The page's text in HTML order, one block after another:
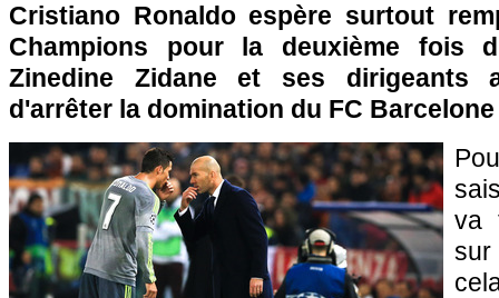
Cristiano Ronaldo espère surtout
Champions pour la deuxième fois
Zinedine Zidane et ses dirigeants
d'arrêter la domination du FC
va